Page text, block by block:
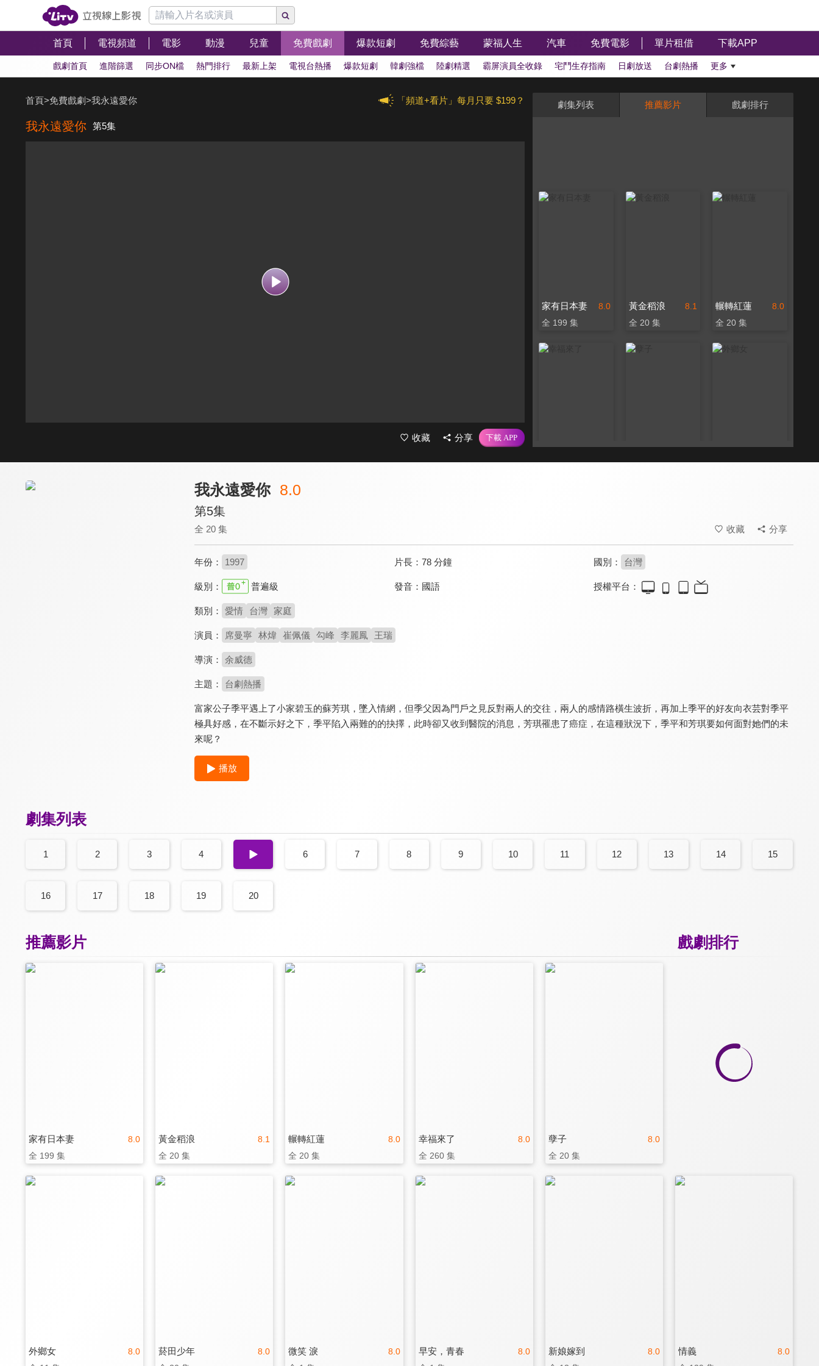
首頁 電視頻道 電影 動漫 兒童 免費戲劇 爆款短劇 免費綜藝 蒙福人生 汽車 免費電影 單片租借 下載APP
戲劇首頁 進階篩選 同步ON檔 熱門排行 最新上架 電視台熱播 爆款短劇 韓劇強檔 陸劇精選 霸屏演員全收錄 宅鬥生存指南 日劇放送 台劇熱播 更多
「頻道+看片」每月只要 $199？
首頁>免費戲劇>我永遠愛你
我永遠愛你 第5集
收藏 分享
劇集列表 推薦影片 戲劇排行
8.0
家有日本妻
全 199 集
8.1
黃金稻浪
全 20 集
8.0
輾轉紅蓮
全 20 集
我永遠愛你 8.0
第5集
全 20 集 收藏 分享
年份： 1997 片長： 78 分鐘 國別： 台灣
級別： 普遍級 發音： 國語 授權平台：
類別： 愛情 台灣 家庭
演員： 席曼寧 林煒 崔佩儀 勾峰 李麗鳳 王瑞
導演： 余威德
主題： 台劇熱播
富家公子季平遇上了小家碧玉的蘇芳琪，墜入情網，但季父因為門戶之見反對兩人的交往，兩人的感情路橫生波折，再加上季平的好友向衣芸對季平
極具好感，在不斷示好之下，季平陷入兩難的的抉擇，此時卻又收到醫院的消息，芳琪罹患了癌症，在這種狀況下，季平和芳琪要如何面對她們的未
來呢？
播放
劇集列表
1 2 3 4 5 6 7 8 9 10 11 12 13 14 15
16 17 18 19 20
戲劇排行
推薦影片
8.0
家有日本妻
全 199 集
8.1
黃金稻浪
全 20 集
8.0
輾轉紅蓮
全 20 集
8.0
幸福來了
全 260 集
8.0
孽子
全 20 集
8.0
外鄉女 8.0
菸田少年 8.0
微笑 淚 8.0
早安，青春 8.0
新娘嫁到 8.0
情義